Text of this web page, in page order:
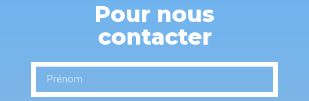
Pour nous
contacter